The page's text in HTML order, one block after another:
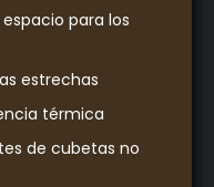
para los
estrechas
térmica
de cubetas no